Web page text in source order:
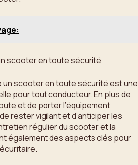
scooter en toute sécurité
un scooter en toute sécurité est une
pour tout conducteur. En plus de
et de porter l’équipement
rester vigilant et d’anticiper les
régulier du scooter et la
également des aspects clés pour